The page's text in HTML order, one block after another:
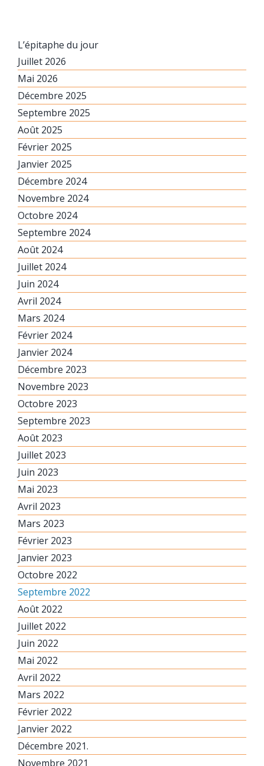
L’épitaphe du jour
Juillet 2026
Mai 2026
Décembre 2025
Septembre 2025
Août 2025
Février 2025
Janvier 2025
Décembre 2024
Novembre 2024
Octobre 2024
Septembre 2024
Août 2024
Juillet 2024
Juin 2024
Avril 2024
Mars 2024
Février 2024
Janvier 2024
Décembre 2023
Novembre 2023
Octobre 2023
Septembre 2023
Août 2023
Juillet 2023
Juin 2023
Mai 2023
Avril 2023
Mars 2023
Février 2023
Janvier 2023
Octobre 2022
Septembre 2022
Août 2022
Juillet 2022
Juin 2022
Mai 2022
Avril 2022
Mars 2022
Février 2022
Janvier 2022
Décembre 2021.
Novembre 2021